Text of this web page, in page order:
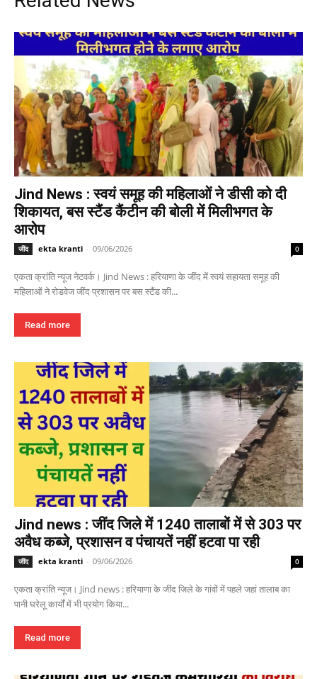
Jind News : स्वयं समूह की महिलाओं ने डीसी को दी
शिकायत, बस स्टैंड कैंटीन की बोली में मिलीभगत के
आरोप
जींद ekta kranti - 09/06/2026 0
एकता क्रांति न्यूज नेटवर्क। Jind News : हरियाणा के जींद में स्वयं सहायता समूह की
महिलाओं ने रोडवेज जींद प्रशासन पर बस स्टैंड की...
Read more
Jind news : जींद जिले में 1240 तालाबों में से 303 पर
अवैध कब्जे, प्रशासन व पंचायतें नहीं हटवा पा रही
जींद ekta kranti - 09/06/2026 0
एकता क्रांति न्यूज। Jind news : हरियाणा के जींद जिले के गांवों में पहले जहां तालाब का
पानी घरेलू कार्यों में भी प्रयोग किया...
Read more